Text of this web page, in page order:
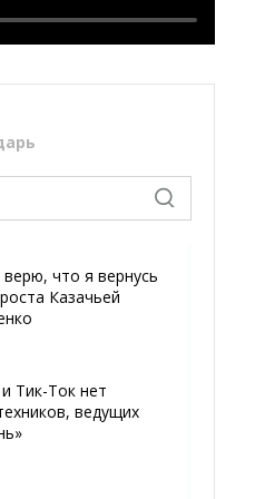
что я вернусь
Казачьей
Тик-Ток нет
ведущих